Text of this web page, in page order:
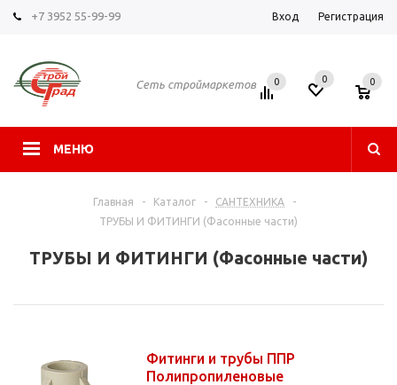
+7 3952 55-99-99 Вход Регистрация
Сеть строймаркетов
МЕНЮ
0 0 0
Главная - Каталог - САНТЕХНИКА
-
ТРУБЫ И ФИТИНГИ (Фасонные части)
ТРУБЫ И ФИТИНГИ (Фасонные части)
Фитинги и трубы ППР
Полипропиленовые